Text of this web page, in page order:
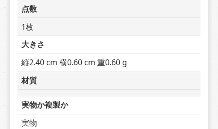
点数
1枚
大きさ
縦2.40 cm 横0.60 cm 重0.60 g
材質
実物か複製か
実物